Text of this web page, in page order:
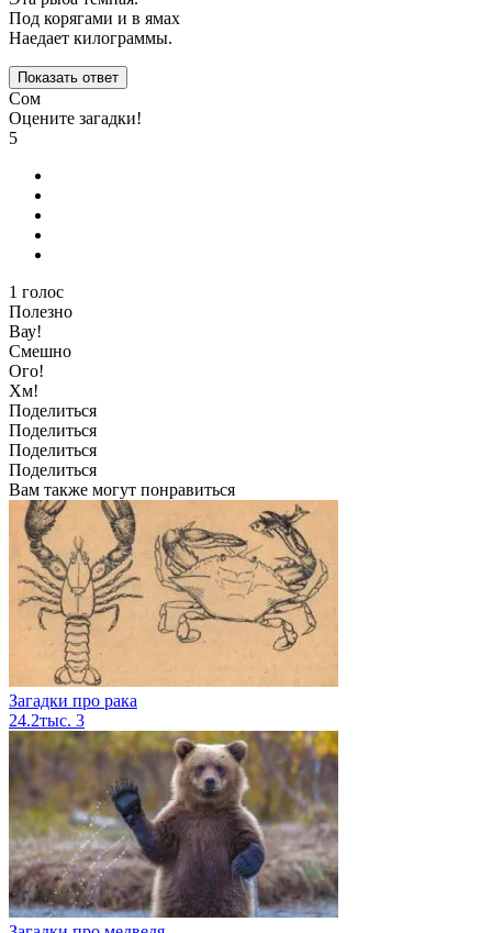
Под корягами и в ямах
Наедает килограммы.
Показать ответ
Сом
Оцените загадки!
5
1 голос
Полезно
Вау!
Смешно
Ого!
Хм!
Поделиться
Поделиться
Поделиться
Поделиться
Вам также могут понравиться
Загадки про рака
24.2тыс. 3